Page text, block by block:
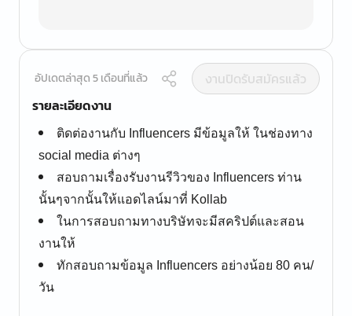
อัปเดตล่าสุด 5 เดือนที่แล้ว
งานปิดรับสมัครแล้ว
รายละเอียดงาน
ติดต่องานกับ Influencers มีข้อมูลให้ ในช่องทาง
social media ต่างๆ
สอบถามเรื่องรับงานรีวิวของ Influencers ท่าน
นั้นๆจากนั้นให้แอดไลน์มาที่ Kollab
ในการสอบถามทางบริษัทจะมีสคริปต์และสอน
งานให้
ทักสอบถามข้อมูล Influencers อย่างน้อย 80 คน/
วัน